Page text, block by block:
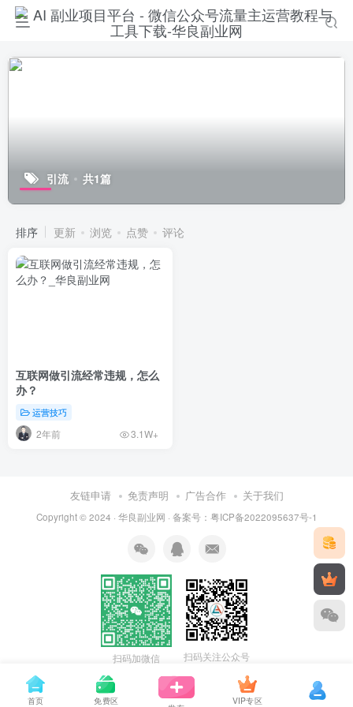
引流 共1篇
排序 更新 浏览 点赞 评论
互联网做引流经常违规，怎么
办？
运营技巧
2年前 3.1W+
友链申请 免责声明 广告合作 关于我们
Copyright © 2024 · 华良副业网 · 备案号： 粤ICP备2022095637号-1
扫码加微信 扫码关注公众号
首页 免费区 VIP专区